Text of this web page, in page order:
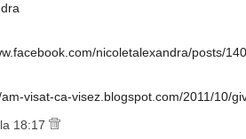
nicoletalexandra/posts/
visat-ca-visez.blogspot.com/2011/10/
18:17